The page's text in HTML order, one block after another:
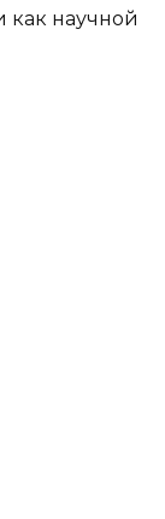
как научной